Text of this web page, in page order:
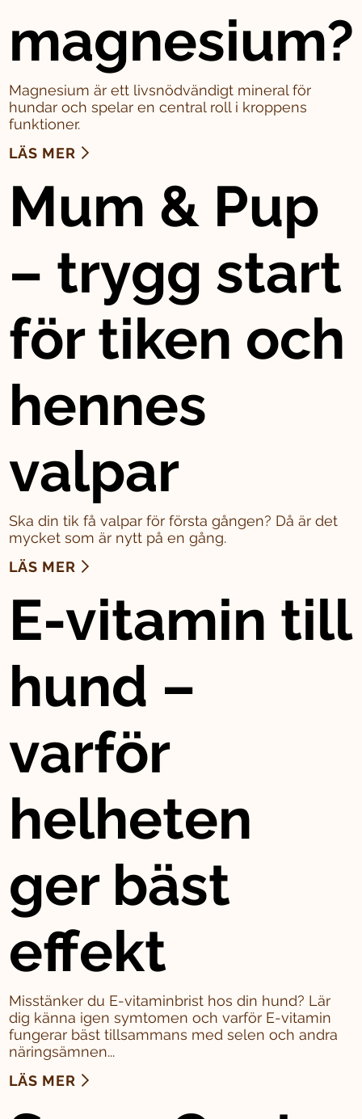
magnesium?
Magnesium är ett livsnödvändigt mineral för
hundar och spelar en central roll i kroppens
funktioner.
LÄS MER
Mum & Pup
– trygg start
för tiken och
hennes
valpar
Ska din tik få valpar för första gången? Då är det
mycket som är nytt på en gång.
LÄS MER
E-vitamin till
hund –
varför
helheten
ger bäst
effekt
Misstänker du E-vitaminbrist hos din hund? Lär
dig känna igen symtomen och varför E-vitamin
fungerar bäst tillsammans med selen och andra
näringsämnen...
LÄS MER